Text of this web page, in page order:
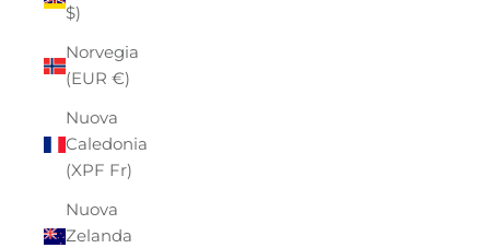
$)
Norvegia
(EUR €)
Nuova
Caledonia
(XPF Fr)
Nuova
Zelanda